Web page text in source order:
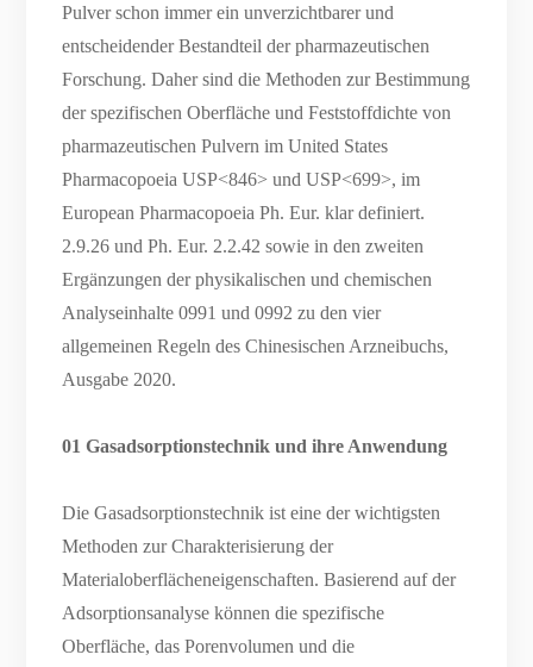
Pulver schon immer ein unverzichtbarer und
entscheidender Bestandteil der pharmazeutischen
Forschung. Daher sind die Methoden zur Bestimmung
der spezifischen Oberfläche und Feststoffdichte von
pharmazeutischen Pulvern im United States
Pharmacopoeia USP<846> und USP<699>, im
European Pharmacopoeia Ph. Eur. klar definiert.
2.9.26 und Ph. Eur. 2.2.42 sowie in den zweiten
Ergänzungen der physikalischen und chemischen
Analyseinhalte 0991 und 0992 zu den vier
allgemeinen Regeln des Chinesischen Arzneibuchs,
Ausgabe 2020.
01 Gasadsorptionstechnik und ihre Anwendung
Die Gasadsorptionstechnik ist eine der wichtigsten
Methoden zur Charakterisierung der
Materialoberflächeneigenschaften. Basierend auf der
Adsorptionsanalyse können die spezifische
Oberfläche, das Porenvolumen und die